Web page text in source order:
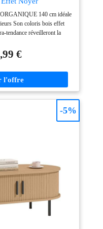
équipe de service
après-vente
professionnel est là
pour vous aider et
satisfaction.
autres éléments
essentiels dans le salon.
Cette fonction de
facilite le maintien
d'un espace de vie bien
rangé et sans
encombrement.
Construction renforcée
en bois pour salon sert
de décoration
améliorant l'esthétique
de votre espace de vie.
ORGANIQUE 140 cm idéale
Son coloris bois effet
tendance réveilleront la
confèrent à la table un
tons naturels et chaleureux,
: Longueur 140 cm x
Hauteur 35,5 cm
€
-5%